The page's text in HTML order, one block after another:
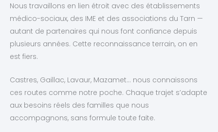
Nous travaillons en lien étroit avec des établissements
médico-sociaux, des IME et des associations du Tarn —
autant de partenaires qui nous font confiance depuis
plusieurs années. Cette reconnaissance terrain, on en
est fiers.
Castres, Gaillac, Lavaur, Mazamet… nous connaissons
ces routes comme notre poche. Chaque trajet s’adapte
aux besoins réels des familles que nous
accompagnons, sans formule toute faite.